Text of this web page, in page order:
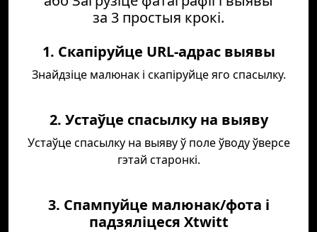
за 3 простыя крокі.
1. Скапіруйце URL-адрас выявы
Знайдзіце малюнак і скапіруйце яго спасылку.
2. Устаўце спасылку на выяву
Устаўце спасылку на выяву ў поле ўводу ўверсе
гэтай старонкі.
3. Спампуйце малюнак/фота і
падзяліцеся Xtwitt